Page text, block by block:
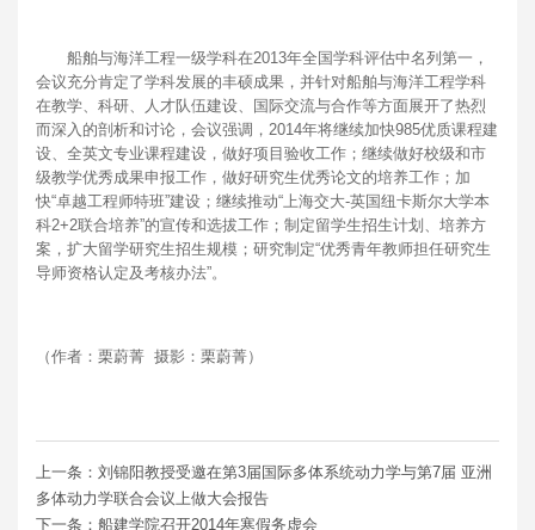
船舶与海洋工程一级学科在2013年全国学科评估中名列第一，
会议充分肯定了学科发展的丰硕成果，并针对船舶与海洋工程学科
在教学、科研、人才队伍建设、国际交流与合作等方面展开了热烈
而深入的剖析和讨论，会议强调，2014年将继续加快985优质课程建
设、全英文专业课程建设，做好项目验收工作；继续做好校级和市
级教学优秀成果申报工作，做好研究生优秀论文的培养工作；加
快“卓越工程师特班”建设；继续推动“上海交大-英国纽卡斯尔大学本
科2+2联合培养”的宣传和选拔工作；制定留学生招生计划、培养方
案，扩大留学研究生招生规模；研究制定“优秀青年教师担任研究生
导师资格认定及考核办法”。
（作者：栗蔚菁 摄影：栗蔚菁）
上一条：刘锦阳教授受邀在第3届国际多体系统动力学与第7届 亚洲
多体动力学联合会议上做大会报告
下一条：船建学院召开2014年寒假务虚会